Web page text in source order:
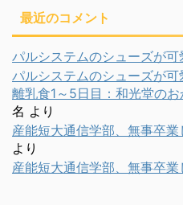
最近のコメント
パルシステムのシューズが可
パルシステムのシューズが可
離乳食1～5日目：和光堂のお
名 より
産能短大通信学部、無事卒
より
産能短大通信学部、無事卒